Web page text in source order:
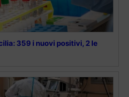
359 i nuovi positivi, 2 le